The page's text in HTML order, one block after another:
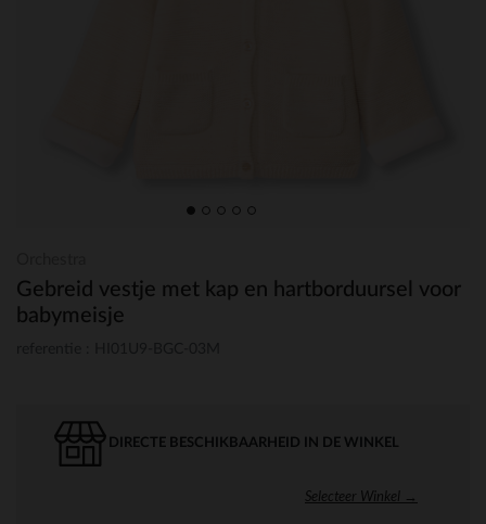
Gebreid vestje met kap en hartborduursel voor
babymeisje
DIRECTE BESCHIKBAARHEID IN DE WINKEL
Selecteer Winkel →